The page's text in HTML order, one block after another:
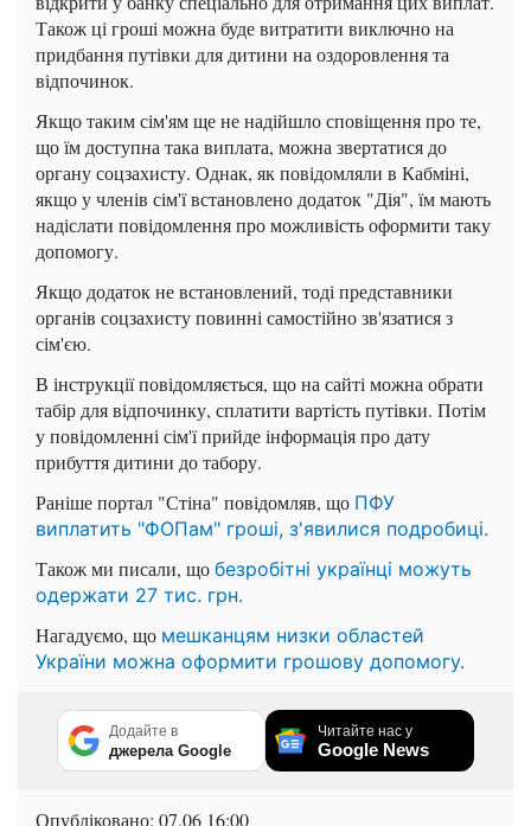
Також ці гроші можна буде витратити виключно на
придбання путівки для дитини на оздоровлення та
відпочинок.
Якщо таким сім'ям ще не надійшло сповіщення про те,
що їм доступна така виплата, можна звертатися до
органу соцзахисту. Однак, як повідомляли в Кабміні,
якщо у членів сім'ї встановлено додаток "Дія", їм мають
надіслати повідомлення про можливість оформити таку
допомогу.
Якщо додаток не встановлений, тоді представники
органів соцзахисту повинні самостійно зв'язатися з
сім'єю.
В інструкції повідомляється, що на сайті можна обрати
табір для відпочинку, сплатити вартість путівки. Потім
у повідомленні сім'ї прийде інформація про дату
прибуття дитини до табору.
Раніше портал "Стіна" повідомляв, що ПФУ
виплатить "ФОПам" гроші, з'явилися подробиці.
Також ми писали, що безробітні українці можуть
одержати 27 тис. грн.
Нагадуємо, що мешканцям низки областей
України можна оформити грошову допомогу.
Додайте в
джерела Google
Читайте нас у
Google News
Опубліковано: 07.06 16:00